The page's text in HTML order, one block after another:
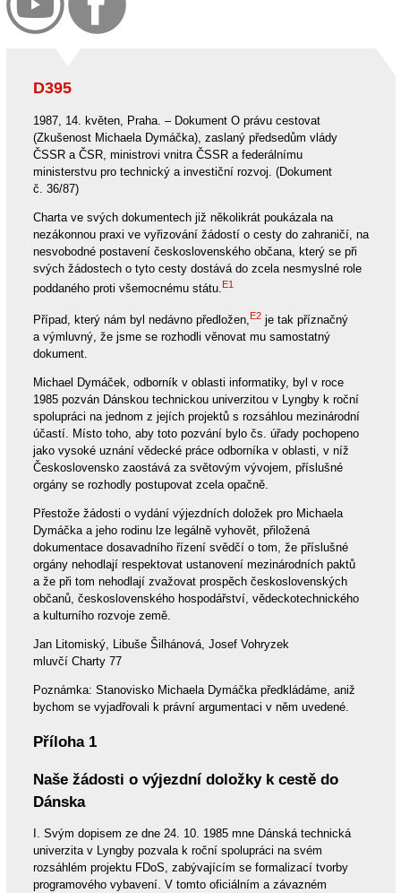
D395
1987, 14. květen, Praha. – Dokument O právu cestovat
(Zkušenost Michaela Dymáčka), zaslaný předsedům vlády
ČSSR a ČSR, ministrovi vnitra ČSSR a federálnímu
ministerstvu pro technický a investiční rozvoj. (Dokument
č. 36/87)
Charta ve svých dokumentech již několikrát poukázala na
nezákonnou praxi ve vyřizování žádostí o cesty do zahraničí, na
nesvobodné postavení československého občana, který se při
svých žádostech o tyto cesty dostává do zcela nesmyslné role
poddaného proti všemocnému státu.E1
Případ, který nám byl nedávno předložen,E2je tak příznačný
a výmluvný, že jsme se rozhodli věnovat mu samostatný
dokument.
Michael Dymáček, odborník v oblasti informatiky, byl v roce
1985 pozván Dánskou technickou univerzitou v Lyngby k roční
spolupráci na jednom z jejích projektů s rozsáhlou mezinárodní
účastí. Místo toho, aby toto pozvání bylo čs. úřady pochopeno
jako vysoké uznání vědecké práce odborníka v oblasti, v níž
Československo zaostává za světovým vývojem, příslušné
orgány se rozhodly postupovat zcela opačně.
Přestože žádosti o vydání výjezdních doložek pro Michaela
Dymáčka a jeho rodinu lze legálně vyhovět, přiložená
dokumentace dosavadního řízení svědčí o tom, že příslušné
orgány nehodlají respektovat ustanovení mezinárodních paktů
a že při tom nehodlají zvažovat prospěch československých
občanů, československého hospodářství, vědeckotechnického
a kulturního rozvoje země.
Jan Litomiský, Libuše Šilhánová, Josef Vohryzek
mluvčí Charty 77
Poznámka: Stanovisko Michaela Dymáčka předkládáme, aniž
bychom se vyjadřovali k právní argumentaci v něm uvedené.
Příloha 1
Naše žádosti o výjezdní doložky k cestě do
Dánska
I. Svým dopisem ze dne 24. 10. 1985 mne Dánská technická
univerzita v Lyngby pozvala k roční spolupráci na svém
rozsáhlém projektu FDoS, zabývajícím se formalizací tvorby
programového vybavení. V tomto oficiálním a závazném